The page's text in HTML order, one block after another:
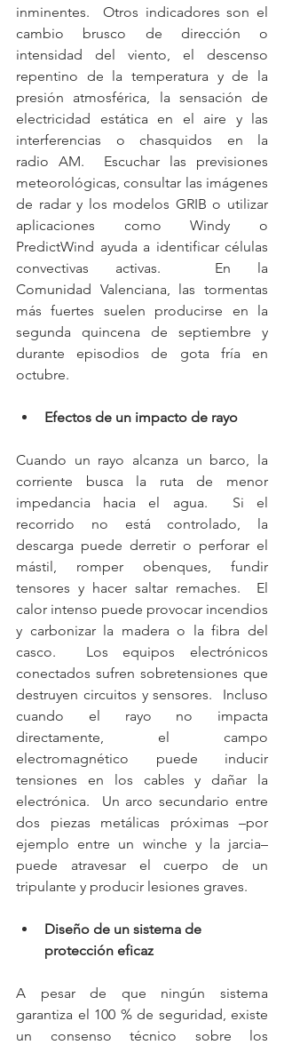
inminentes.  Otros indicadores son el
cambio brusco de dirección o
intensidad del viento, el descenso
repentino de la temperatura y de la
presión atmosférica, la sensación de
electricidad estática en el aire y las
interferencias o chasquidos en la
radio AM.  Escuchar las previsiones
meteorológicas, consultar las imágenes
de radar y los modelos GRIB o utilizar
aplicaciones como Windy o
PredictWind ayuda a identificar células
convectivas activas.  En la
Comunidad Valenciana, las tormentas
más fuertes suelen producirse en la
segunda quincena de septiembre y
durante episodios de gota fría en
octubre.
Efectos de un impacto de rayo
Cuando un rayo alcanza un barco, la
corriente busca la ruta de menor
impedancia hacia el agua.  Si el
recorrido no está controlado, la
descarga puede derretir o perforar el
mástil, romper obenques, fundir
tensores y hacer saltar remaches.  El
calor intenso puede provocar incendios
y carbonizar la madera o la fibra del
casco.  Los equipos electrónicos
conectados sufren sobretensiones que
destruyen circuitos y sensores.  Incluso
cuando el rayo no impacta
directamente, el campo
electromagnético puede inducir
tensiones en los cables y dañar la
electrónica.  Un arco secundario entre
dos piezas metálicas próximas –por
ejemplo entre un winche y la jarcia–
puede atravesar el cuerpo de un
tripulante y producir lesiones graves.
Diseño de un sistema de
protección eficaz
A pesar de que ningún sistema
garantiza el 100 % de seguridad, existe
un consenso técnico sobre los